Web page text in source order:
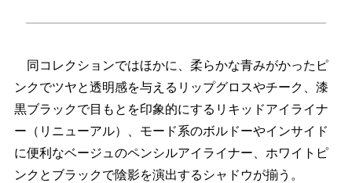
同コレクションではほかに、柔らかな青みがかったピ
ンクでツヤと透明感を与えるリップグロスやチーク、漆
黒ブラックで目もとを印象的にするリキッドアイライナ
ー（リニューアル）、モード系のボルドーやインサイド
に便利なベージュのペンシルアイライナー、ホワイトピ
ンクとブラックで陰影を演出するシャドウが揃う。